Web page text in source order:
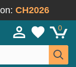
CH2026
0